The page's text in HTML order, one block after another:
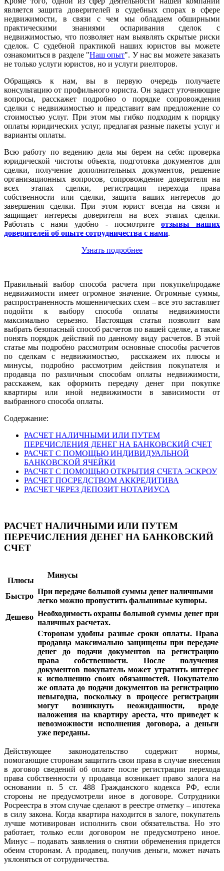
является защита доверителей в судебных спорах в сфере
недвижимости, в связи с чем мы обладаем обширными
практическими знаниями оспаривания сделок с
недвижимостью, что позволяет нам выявлять скрытые риски
сделок. С судебной практикой наших юристов вы можете
ознакомиться в разделе "Наш опыт". У нас вы можете заказать
не только услуги юристов, но и услуги риелторов.
Обращаясь к нам, вы в первую очередь получаете
консультацию от профильного юриста. Он задаст уточняющие
вопросы, расскажет подробно о порядке сопровождения
сделки с недвижимостью и представит вам предложение со
стоимостью услуг. При этом мы гибко подходим к порядку
оплаты юридических услуг, предлагая разные пакеты услуг и
варианты оплаты.
Всю работу по ведению дела мы берем на себя: проверка
юридической чистоты объекта, подготовка документов для
сделки, получение дополнительных документов, решение
организационных вопросов, сопровождение доверителя на
всех этапах сделки, регистрация перехода права
собственности или сделки, защита ваших интересов до
завершения сделки. При этом юрист всегда на связи и
защищает интересы доверителя на всех этапах сделки.
Работать с нами удобно - посмотрите отзывы наших
доверителей об опыте сотрудничества с нами.
Узнать подробнее
Правильный выбор способа расчета при покупке/продаже
недвижимости имеет огромное значение. Огромные суммы,
распространенность мошеннических схем – все это заставляет
подойти к выбору способа оплаты недвижимости
максимально серьезно. Настоящая статья позволит вам
выбрать безопасный способ расчетов по вашей сделке, а также
понять порядок действий по данному виду расчетов. В этой
статье мы подробно рассмотрим основные способы расчетов
по сделкам с недвижимостью, расскажем их плюсы и
минусы, подробно рассмотрим действия покупателя и
продавца по различным способам оплаты недвижимости,
расскажем, как оформить передачу денег при покупке
квартиры или иной недвижимости в зависимости от
выбранного способа оплаты.
Содержание:
РАСЧЕТ НАЛИЧНЫМИ ИЛИ ПУТЕМ
ПЕРЕЧИСЛЕНИЯ ДЕНЕГ НА БАНКОВСКИЙ СЧЕТ
РАСЧЕТ С ПОМОЩЬЮ ИНДИВИДУАЛЬНОЙ
БАНКОВСКОЙ ЯЧЕЙКИ
РАСЧЕТ С ПОМОЩЬЮ ОТКРЫТИЯ СЧЕТА ЭСКРОУ
РАСЧЕТ ПОСРЕДСТВОМ АККРЕДИТИВА
РАСЧЕТ ЧЕРЕЗ ДЕПОЗИТ НОТАРИУСА
РАСЧЕТ НАЛИЧНЫМИ ИЛИ ПУТЕМ
ПЕРЕЧИСЛЕНИЯ ДЕНЕГ НА БАНКОВСКИЙ
СЧЕТ
Плюсы
Минусы
Быстро
При передаче большой суммы денег наличными
легко можно пропустить фальшивые купюры.
Дешево Необходимость охраны большой суммы денег при
наличных расчетах.
Сторонам удобны разные сроки оплаты. Права
продавца максимально защищены при передаче
денег до подачи документов на регистрацию
права собственности. После получения
документов покупатель может утратить интерес
к исполнению своих обязанностей. Покупателю
же оплата до подачи документов на регистрацию
невыгодна, поскольку в процессе регистрации
могут возникнуть неожиданности, вроде
наложения на квартиру ареста, что приведет к
невозможности исполнения договора, а деньги
уже переданы.
Действующее законодательство содержит нормы,
помогающие сторонам защитить свои права в случае внесения
в договор сведений об оплате после регистрации перехода
права собственности у продавца возникает право залога на
основании п. 5 ст. 488 Гражданского кодекса РФ, если
стороны не предусмотрели иное в договоре. Сотрудники
Росреестра в этом случае сделают в реестре отметку – ипотека
в силу закона. Когда квартира находится в залоге, покупатель
лучше мотивирован исполнить свои обязательства. Но это
работает, только если договором не предусмотрено иное.
Минус – подавать заявления о снятии обременения придется
обеим сторонам. А продавец, получив деньги, может начать
уклоняться от сотрудничества.